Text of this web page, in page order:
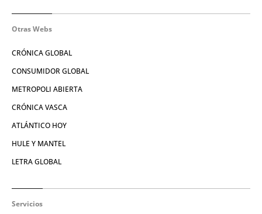
Otras Webs
CRÓNICA GLOBAL
CONSUMIDOR GLOBAL
METROPOLI ABIERTA
CRÓNICA VASCA
ATLÁNTICO HOY
HULE Y MANTEL
LETRA GLOBAL
Servicios